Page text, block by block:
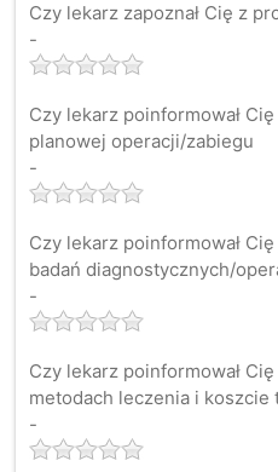
Czy lekarz zapoznał Cię z
-
Czy lekarz poinformował
planowej operacji/zabiegu
-
Czy lekarz poinformował
badań diagnostycznych/
-
Czy lekarz poinformował
metodach leczenia i koszcie
-